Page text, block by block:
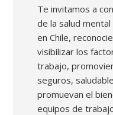
Te invitamos a
de la salud
en Chile,
visibilizar los
trabajo,
seguros,
promuevan el
equipos de